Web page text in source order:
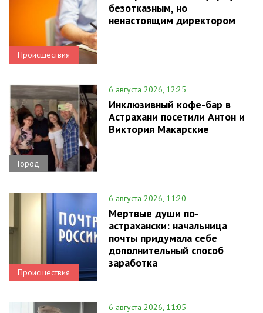
Происшествия
безотказным, но
ненастоящим директором
Город
6 августа 2026, 12:25
Инклюзивный кофе-бар в
Астрахани посетили Антон и
Виктория Макарские
Происшествия
6 августа 2026, 11:20
Мертвые души по-
астрахански: начальница
почты придумала себе
дополнительный способ
заработка
6 августа 2026, 11:05